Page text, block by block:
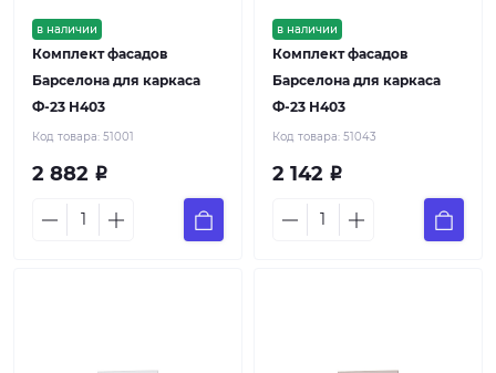
в наличии
Комплект фасадов
Барселона для каркаса
Ф-23 Н403
Код товара: 51001
2 882 Р
в наличии
Комплект фасадов
Барселона для каркаса
Ф-23 Н403
Код товара: 51043
2 142 Р